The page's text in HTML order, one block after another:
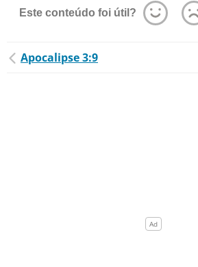
Este conteúdo foi útil?
Apocalipse 3:9